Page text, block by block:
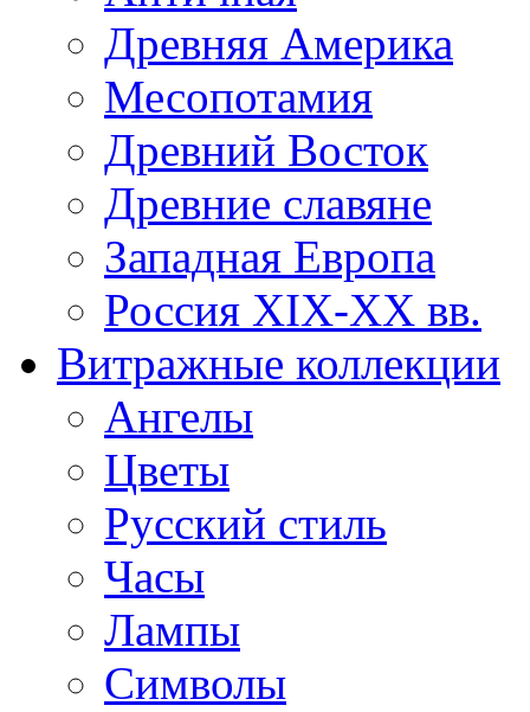
Древняя Америка
Месопотамия
Древний Восток
Древние славяне
Западная Европа
Россия XIX-XX вв.
Витражные коллекции
Ангелы
Цветы
Русский стиль
Часы
Лампы
Символы